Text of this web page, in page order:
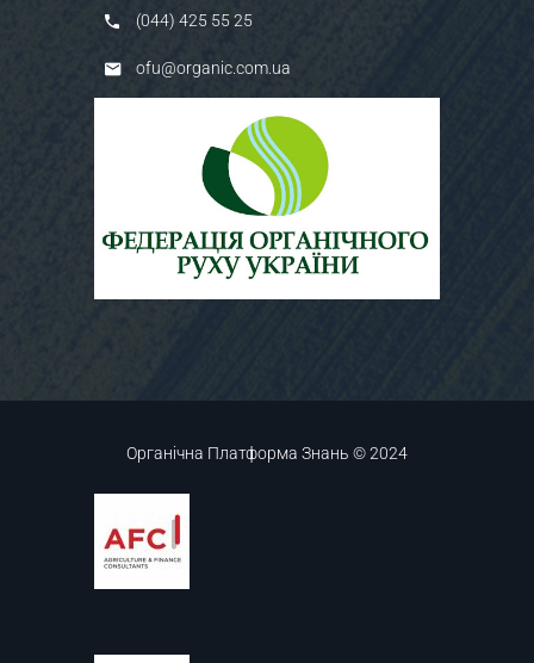
(044) 425 55 25
ofu@organic.com.ua
Органічна Платформа Знань © 2024